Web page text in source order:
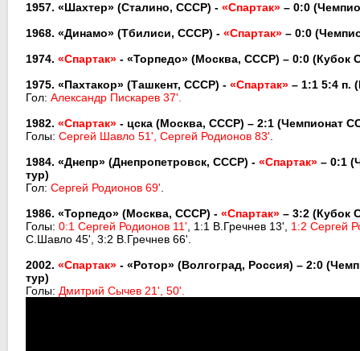
1957. «Шахтер» (Сталино, СССР) - «Спартак» – 0:0
1968. «Динамо» (Тбилиси, СССР) - «Спартак» – 0:0
1974. «Спартак» - «Торпедо» (Москва, СССР) – 0:0 (Кубок
1975. «Пахтакор» (Ташкент, СССР) - «Спартак» – 1:1 5:4 п.
Гол: Александр Пискарев 37'.
1982. «Спартак» - цска (Москва, СССР) – 2:1 (Чемпионат
Голы: Сергей Шавло 51', Сергей Родионов 83'.
1984. «Днепр» (Днепропетровск, СССР) - «Спартак» – 0:1
тур)
Гол: Сергей Родионов 69'.
1986. «Торпедо» (Москва, СССР) - «Спартак» – 3:2 (Кубок
Голы: 0:1 Сергей Родионов 11', 1:1 В.Гречнев 13', 1:2 Сергей
С.Шавло 45', 3:2 В.Гречнев 66'.
2002. «Спартак» - «Ротор» (Волгоград, Россия) – 2:0
тур)
Голы: Дмитрий Сычев 21', 50'.